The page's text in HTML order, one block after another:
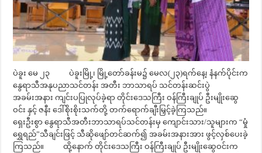
ပဲခူး မေ ၂၃ ပဲခူးမြို့၊ မြို့တော်ခန်းမ၌ မေလ(၂၃)ရက်နေ့၊ နံနက်ပိုင်းက
နွေရာသီအနုပညာသင်တန်း အတီး ဘာသာရပ် သင်တန်းဆင်းပွဲ
အခမ်းအနား ကျင်းပပြုလုပ်ခဲ့ရာ တိုင်းဒေသကြီး ဝန်ကြီးချုပ် ဦးမျိုးဆွေ
ဝင်း နှင့် ဇနီး ဒေါ်စိုးစိုးသက်တို့ တက်ရောက်ချီးမြှင့်ခဲ့ကြသည်။
ရှေးဦးစွာ နွေရာသီအတီးဘာသာရပ်သင်တန်းမှ ကျောင်းသား/သူများက “မှုံ
ရွှေရည်”သီချင်းဖြင့် သီဆိုဖျော်တင်ဆက်၍ အခမ်းအနားအား ဖွင့်လှစ်ပေးခဲ့
ကြသည်။ ထို့နောက် တိုင်းဒေသကြီး ဝန်ကြီးချုပ် ဦးမျိုးဆွေဝင်းက